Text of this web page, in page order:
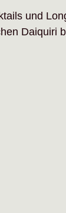
und
Daiquiri